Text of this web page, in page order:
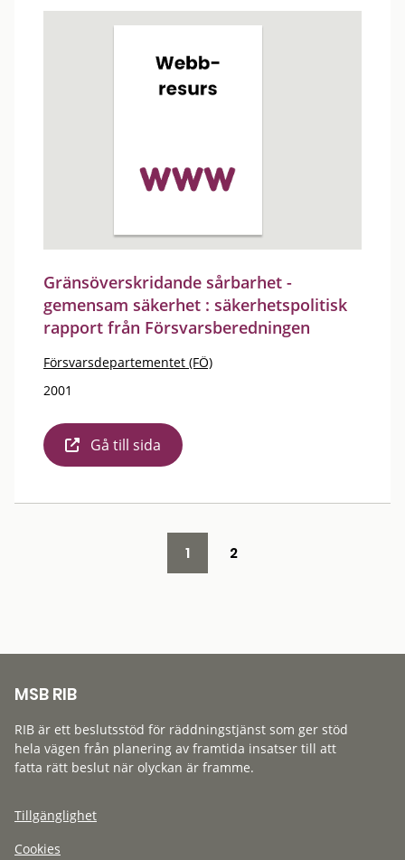
Gränsöverskridande sårbarhet -
gemensam säkerhet : säkerhetspolitisk
rapport från Försvarsberedningen
Försvarsdepartementet (FÖ)
2001
Gå till sida
1 2
MSB RIB
RIB är ett beslutsstöd för räddningstjänst som ger stöd
hela vägen från planering av framtida insatser till att
fatta rätt beslut när olyckan är framme.
Tillgänglighet
Cookies